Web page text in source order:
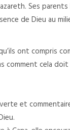
Ses parents
de Dieu au
ont compris
comment cela
et